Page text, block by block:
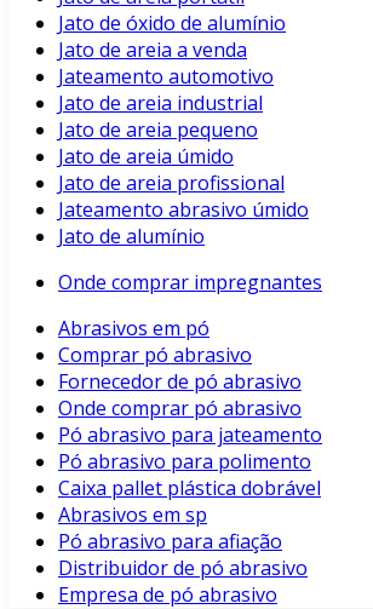
Jato de óxido de alumínio
Jato de areia a venda
Jateamento automotivo
Jato de areia industrial
Jato de areia pequeno
Jato de areia úmido
Jato de areia profissional
Jateamento abrasivo úmido
Jato de alumínio
Onde comprar impregnantes
Abrasivos em pó
Comprar pó abrasivo
Fornecedor de pó abrasivo
Onde comprar pó abrasivo
Pó abrasivo para jateamento
Pó abrasivo para polimento
Caixa pallet plástica dobrável
Abrasivos em sp
Pó abrasivo para afiação
Distribuidor de pó abrasivo
Empresa de pó abrasivo